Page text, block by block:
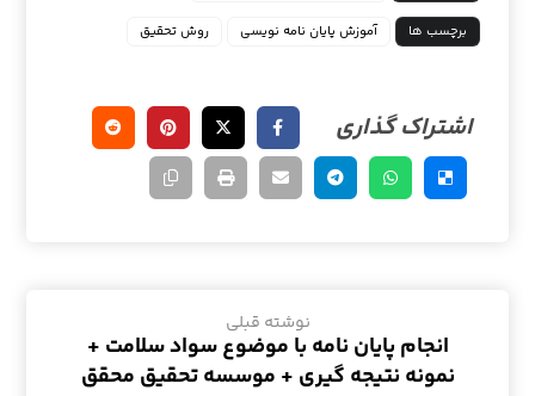
برچسب ها آموزش پایان نامه نویسی روش تحقیق
نوشته قبلی
انجام پایان نامه با موضوع سواد سلامت +
نمونه نتیجه گیری + موسسه تحقیق محقق